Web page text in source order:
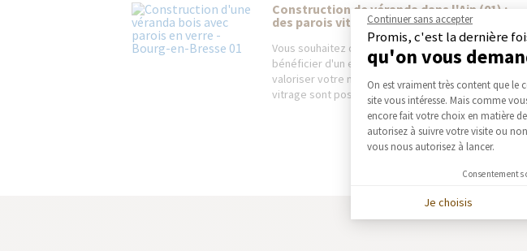
Construction de véranda dans l'Ain (01) :
des parois vitrées en verre ou...
Vous souhaitez construire une véranda afin de
bénéficier d'un espace de vie supplémentaire et
valoriser votre maison ? Plusieurs solutions de
vitrage sont possibles...
Continuer sans accepter
Promis, c'est la dernière
qu'on vous
Plateforme de
On est vraiment très content que le
site vous intéresse. Mais comme
encore fait votre choix en matière
autorisez à suivre votre visite ou
vous nous autorisez à lancer.
Je choisis